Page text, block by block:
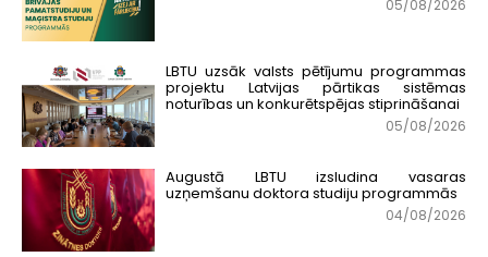
05/08/2026
LBTU uzsāk valsts pētījumu programmas
projektu Latvijas pārtikas sistēmas
noturības un konkurētspējas stiprināšanai
05/08/2026
Augustā LBTU izsludina vasaras
uzņemšanu doktora studiju programmās
04/08/2026